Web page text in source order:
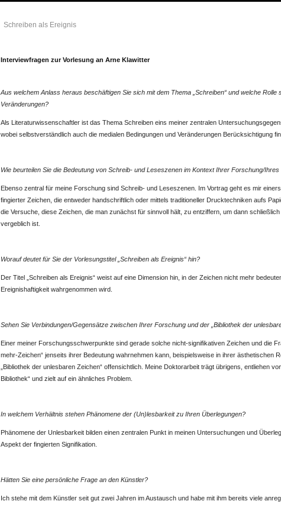
Schreiben als Ereignis
Interviewfragen zur Vorlesung an Arne Klawitter
Aus welchem Anlass heraus beschäftigen Sie sich mit dem Thema „Schreiben“ und welche Rolle
Veränderungen?
Als Literaturwissenschaftler ist das Thema Schreiben eins meiner zentralen
wobei selbstverständlich auch die medialen Bedingungen und Veränderungen Berücksichtigung
Wie beurteilen Sie die Bedeutung von Schreib- und Leseszenen im Kontext Ihrer Forschung/
Ebenso zentral für meine Forschung sind Schreib- und Leseszenen. Im Vortrag geht es mir
fingierter Zeichen, die entweder handschriftlich oder mittels traditioneller Drucktechniken aufs
die Versuche, diese Zeichen, die man zunächst für sinnvoll hält, zu entziffern, um dann
vergeblich ist.
Worauf deutet für Sie der Vorlesungstitel „Schreiben als Ereignis“ hin?
Der Titel „Schreiben als Ereignis“ weist auf eine Dimension hin, in der Zeichen nicht mehr
Ereignishaftigkeit wahrgenommen wird.
Sehen Sie Verbindungen/Gegensätze zwischen Ihrer Forschung und der „Bibliothek der
Einer meiner Forschungsschwerpunkte sind gerade solche nicht-signifikativen Zeichen und die
mehr-Zeichen“ jenseits ihrer Bedeutung wahrnehmen kann, beispielsweise in ihrer ästhetischen
„Bibliothek der unlesbaren Zeichen“ offensichtlich. Meine Doktorarbeit trägt übrigens, entliehen
Bibliothek“ und zielt auf ein ähnliches Problem.
In welchem Verhältnis stehen Phänomene der (Un)lesbarkeit zu Ihren Überlegungen?
Phänomene der Unlesbarkeit bilden einen zentralen Punkt in meinen Untersuchungen und
Aspekt der fingierten Signifikation.
Hätten Sie eine persönliche Frage an den Künstler?
Ich stehe mit dem Künstler seit gut zwei Jahren im Austausch und habe mit ihm bereits viele